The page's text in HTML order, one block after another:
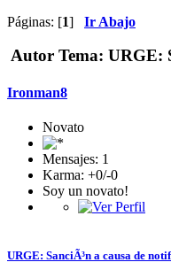
Páginas: [1] Ir Abajo
Autor Tema: URGE:
Ironman8
Novato
Mensajes: 1
Karma: +0/-0
Soy un novato!
URGE: SanciÃ³n a causa de